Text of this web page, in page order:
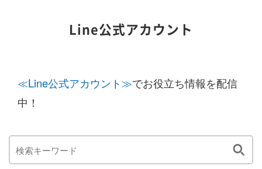
Line公式アカウント
≪Line公式アカウント≫でお役立ち情報を配信
中！